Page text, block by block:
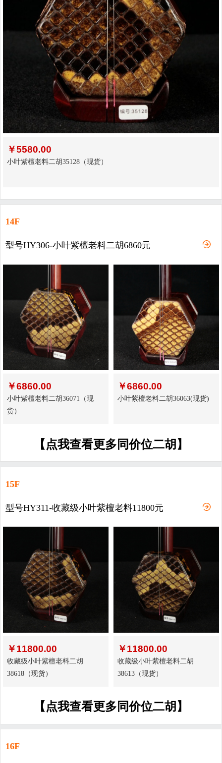
￥5580.00
小叶紫檀老料二胡35128（现货）
14F
型号HY306-小叶紫檀老料二胡6860元
￥6860.00
小叶紫檀老料二胡36071（现
货）
￥6860.00
小叶紫檀老料二胡36063(现货)
【点我查看更多同价位二胡】
15F
型号HY311-收藏级小叶紫檀老料11800元
￥11800.00
收藏级小叶紫檀老料二胡
38618（现货）
￥11800.00
收藏级小叶紫檀老料二胡
38613（现货）
【点我查看更多同价位二胡】
16F